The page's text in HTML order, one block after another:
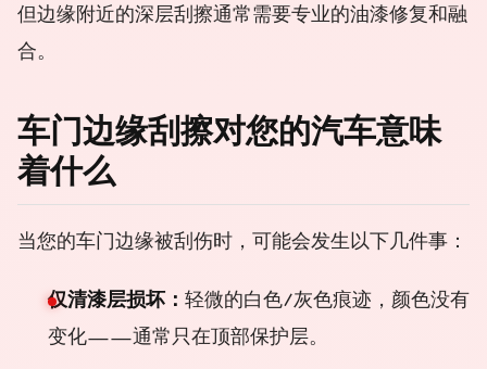
但边缘附近的深层刮擦通常需要专业的油漆修复和融
合。
车门边缘刮擦对您的汽车意味
着什么
当您的车门边缘被刮伤时，可能会发生以下几件事：
仅清漆层损坏： 轻微的白色/灰色痕迹，颜色没有
变化——通常只在顶部保护层。